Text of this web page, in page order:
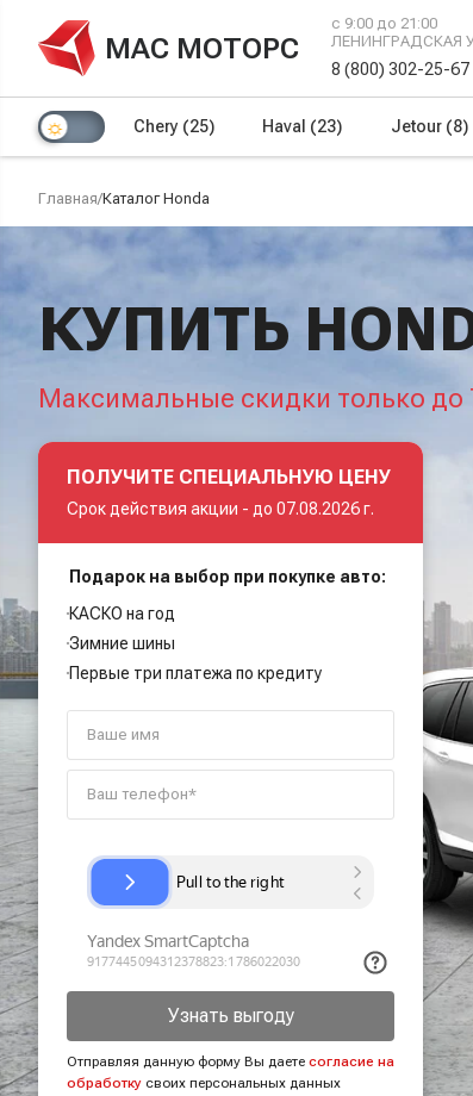
МАС МОТОРС
с 9:00 до 21:00
ЛЕНИНГРАДСКАЯ
8 (800) 302-25-67
Chery (25) Haval (23) Jetour (8)
Главная/Каталог Honda
КУПИТЬ
Максимальные скидки только до
ПОЛУЧИТЕ СПЕЦИАЛЬНУЮ ЦЕНУ
Срок действия акции - до 07.08.2026 г.
Подарок на выбор при покупке авто:
КАСКО на год
Зимние шины
Первые три платежа по кредиту
Узнать выгоду
Отправляя данную форму Вы даете согласие на
обработку своих персональных данных